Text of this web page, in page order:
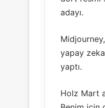
adayı.
yapay
yaptı.
Holz Mart